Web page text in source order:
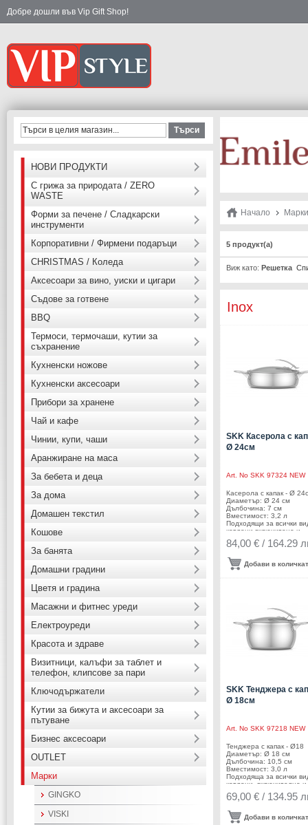
Добре дошли във Vip Gift Shop!
Начало Марки
5 продукт(а)
Виж като: Решетка
Inox
SKK Касерола с
Ø 24см
Art. No SKK 97324 NEW
Касерола с капак - Ø
Диаметър: Ø 24 см
Дълбочина: 7 см
Вместимост: 3,2 л
Подходящи за всички
котлони,включитено и
индукционни Можете да
миете в съдомиялна
Германия
84,00 € / 164.29
Добави в
SKK Тенджера с
Ø 18см
Art. No SKK 97218 NEW
Тенджера с капак - Ø18
Диаметър: Ø 18 см
Дълбочина: 10,5 см
Вместимост: 3,0 л
Подходяща за всички
котлони, включително и
индукционни Можете да
миете в съдомиялна
Германия
69,00 € / 134.95
Добави в
Търси
НОВИ ПРОДУКТИ
С грижа за природата / ZERO
WASTE
Форми за печене / Сладкарски
инструменти
Корпоративни / Фирмени подаръци
CHRISTMAS / Коледа
Аксесоари за вино, уиски и цигари
Съдове за готвене
BBQ
Термоси, термочаши, кутии за
съхранение
Кухненски ножове
Кухненски аксесоари
Прибори за хранене
Чай и кафе
Чинии, купи, чаши
Аранжиране на маса
За бебета и деца
За дома
Домашен текстил
Кошове
За банята
Домашни градини
Цветя и градина
Масажни и фитнес уреди
Електроуреди
Красота и здраве
Визитници, калъфи за таблет и
телефон, клипсове за пари
Ключодържатели
Кутии за бижута и аксесоари за
пътуване
Бизнес аксесоари
OUTLET
Марки
GINGKO
VISKI